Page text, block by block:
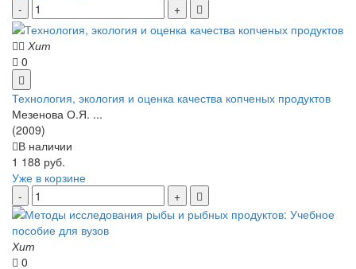
Хит
0
Технология, экология и оценка качества копченых продуктов
Мезенова О.Я. ...
(2009)
В наличии
1 188 руб.
Уже в корзине
Хит
0